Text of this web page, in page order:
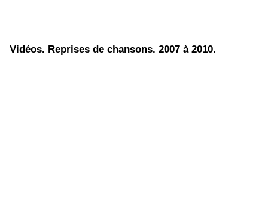
Vidéos. Reprises de chansons. 2007 à 2010.